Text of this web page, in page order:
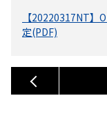
【20220317NT】
定(PDF)